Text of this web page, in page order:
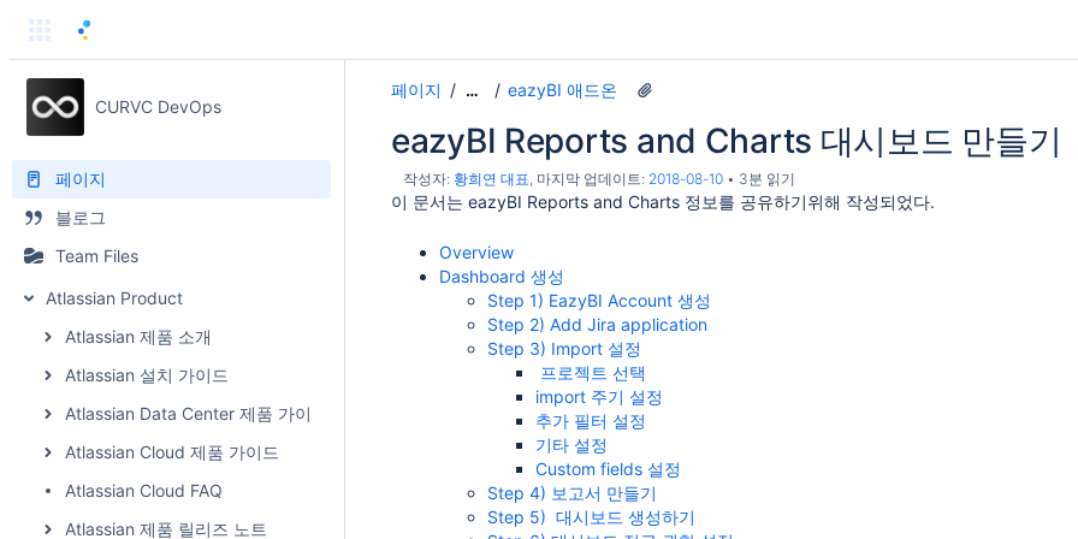
CURVC DevOps
페이지
블로그
Team Files
Atlassian Product
Atlassian 제품 소개
Atlassian 설치 가이드
Atlassian Data Center 제품 가이드
Atlassian Cloud 제품 가이드
Atlassian Cloud FAQ
Atlassian 제품 릴리즈 노트
페이지 … eazyBI 애드온
eazyBI Reports and Charts 대시보드 만들기
작성자: 황희연 대표, 마지막 업데이트: 2018-08-10 3분 읽기
이 문서는 eazyBI Reports and Charts 정보를 공유하기위해 작성되었다.
Overview
Dashboard 생성
Step 1) EazyBI Account 생성
Step 2) Add Jira application
Step 3) Import 설정
프로젝트 선택
import 주기 설정
추가 필터 설정
기타 설정
Custom fields 설정
Step 4) 보고서 만들기
Step 5) 대시보드 생성하기